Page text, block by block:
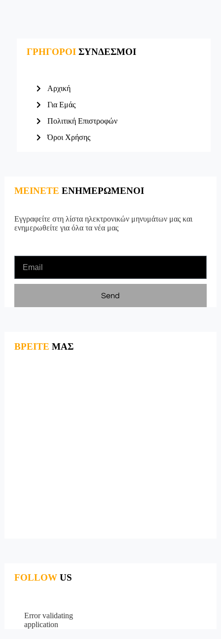
ΓΡΗΓΟΡΟΙΣΥΝΔΕΣΜΟΙ
Αρχική
Για Εμάς
Πολιτική Επιστροφών
Όροι Χρήσης
ΜΕΙΝΕΤΕ ΕΝΗΜΕΡΩΜΕΝΟΙ
Εγγραφείτε στη λίστα ηλεκτρονικών μηνυμάτων μας και
ενημερωθείτε για όλα τα νέα μας
Send
ΒΡΕΙΤΕ ΜΑΣ
FOLLOWUS
Error validating
application